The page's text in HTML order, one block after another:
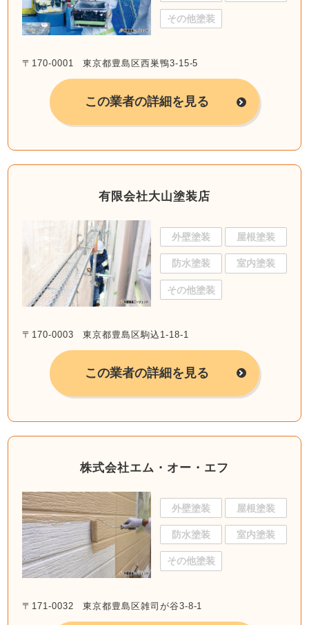
その他塗装
〒170-0001 東京都豊島区西巣鴨3-15-5
この業者の詳細を見る
有限会社大山塗装店
外壁塗装 屋根塗装
防水塗装 室内塗装
その他塗装
〒170-0003 東京都豊島区駒込1-18-1
この業者の詳細を見る
株式会社エム・オー・エフ
外壁塗装 屋根塗装
防水塗装 室内塗装
その他塗装
〒171-0032 東京都豊島区雑司が谷3-8-1